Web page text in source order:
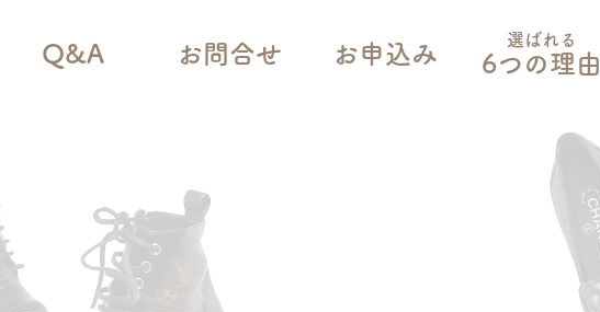
Q&A お問合せ お申込み
選ばれる
6つの理由